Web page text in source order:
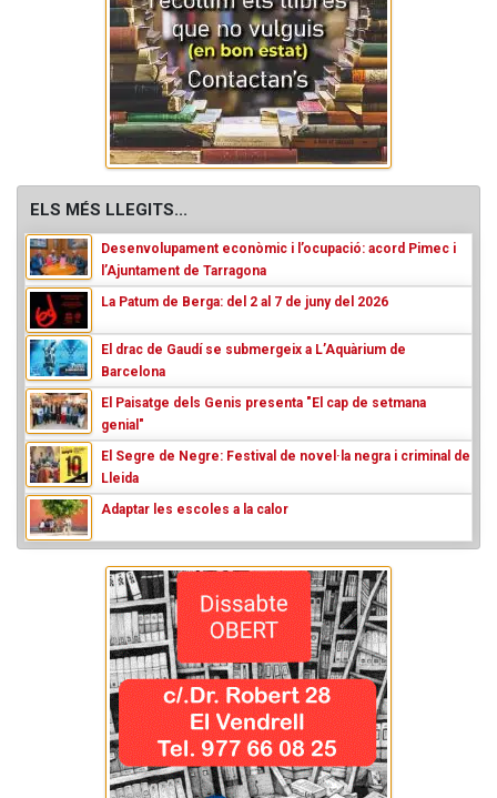
ELS MÉS LLEGITS...
Desenvolupament econòmic i l’ocupació: acord Pimec i
l’Ajuntament de Tarragona
La Patum de Berga: del 2 al 7 de juny del 2026
El drac de Gaudí se submergeix a L’Aquàrium de
Barcelona
El Paisatge dels Genis presenta "El cap de setmana
genial"
El Segre de Negre: Festival de novel·la negra i criminal de
Lleida
Adaptar les escoles a la calor